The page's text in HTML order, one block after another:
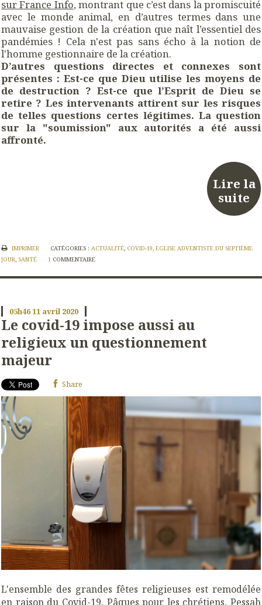
sur France Info, montrant que c’est dans la promiscuité
avec le monde animal, en d’autres termes dans une
mauvaise gestion de la création que naît l’essentiel des
pandémies ! Cela n'est pas sans écho à la notion de
l'homme gestionnaire de la création.
D’autres questions directes et connexes sont
présentes : Est-ce que Dieu utilise les moyens de
de destruction ? Est-ce que l’Esprit de Dieu se
retire ? Les intervenants attirent sur les risques
de telles questions certes légitimes. La question
sur la "soumission" aux autorités a été aussi
affronté.
Lire la
suite
IMPRIMER CATÉGORIES : ACTUALITÉ, COVID-19, EGLISE ADVENTISTE DU SEPTIÈME
JOUR, SANTÉ 1 COMMENTAIRE
05h4611 avril 2020
Le covid-19 impose aussi au
religieux un questionnement
majeur
Share
L'ensemble des grandes fêtes religieuses est remodélée
en raison du Covid-19. Pâques pour les chrétiens, Pessah